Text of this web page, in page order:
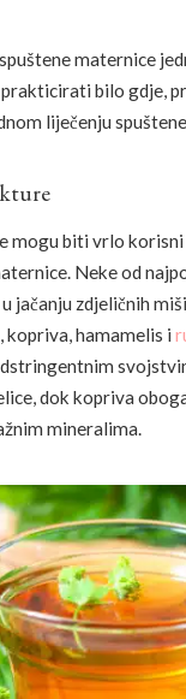
maternice
bilo gdje,
liječenju
mogu biti vrlo
Neke od
jačanju zdjeličnih
, kopriva, hamamelis i
dok kopriva
mineralima.